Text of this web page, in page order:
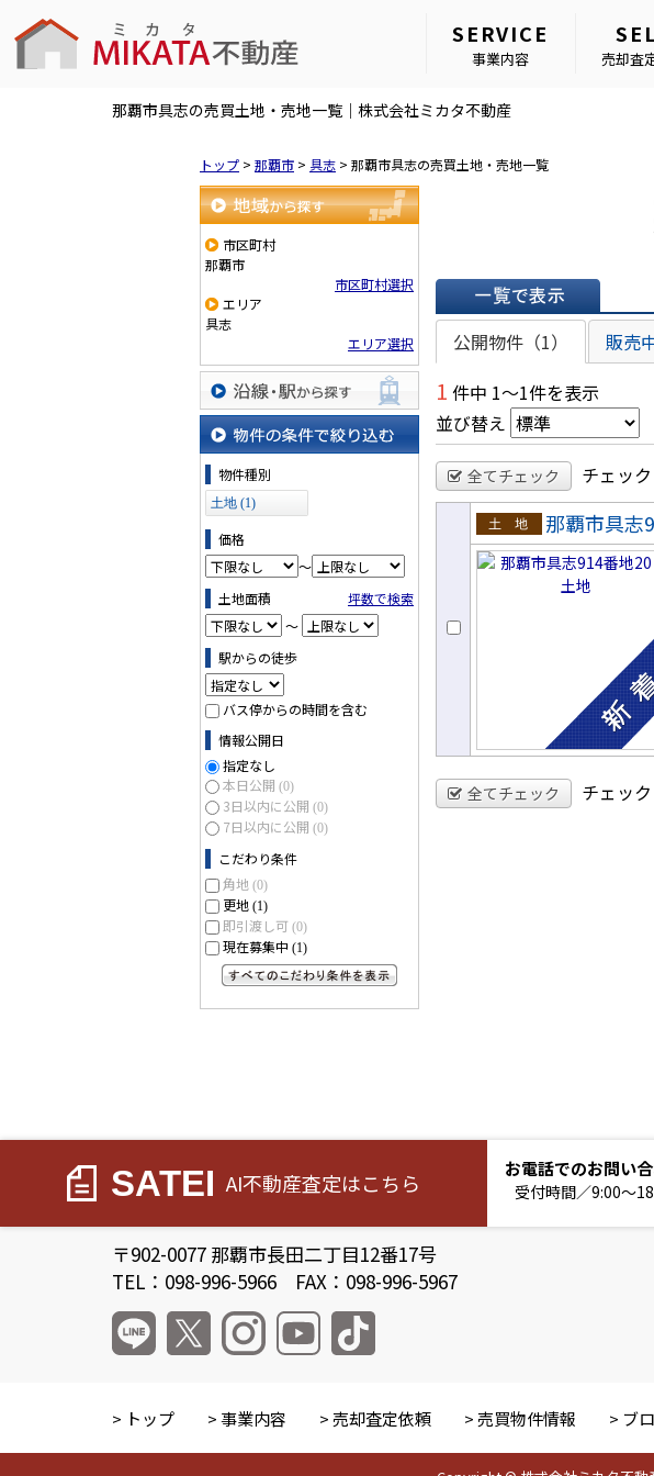
SERVICE
事業内容 売却査
那覇市具志の売買土地・売地一覧｜株式会社ミカタ不動産
トップ > 那覇市 > 具志 > 那覇市具志の売買土地・売地一覧
地域から探す
市区町村
那覇市
市区町村選択
エリア
具志
エリア選択
沿線・駅から探す
物件の条件で絞り込む
物件種別
土地 (1)
価格
～
土地面積
坪数で検索
～
駅からの徒歩
バス停からの時間を含む
情報公開日
指定なし
本日公開 (0)
3日以内に公開 (0)
7日以内に公開 (0)
こだわり条件
角地 (0)
更地 (1)
即引渡し可 (0)
現在募集中 (1)
一覧で表示
公開物件（1） 販売
1 件中 1～1件を表示
並び替え
全てチェック チェッ
売土地
那覇市具志
全てチェック チェッ
SATEI AI不動産査定はこちら
お電話でのお問い
受付時間／9:00～
〒902-0077 那覇市長田二丁目12番17号
TEL：098-996-5966 FAX：098-996-5967
トップ 事業内容 売却査定依頼 売買物件情報 ブ